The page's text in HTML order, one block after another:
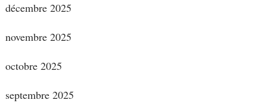
décembre 2025
novembre 2025
octobre 2025
septembre 2025